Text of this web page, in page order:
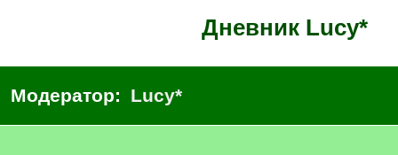
Дневник Lucy*
Модератор: Lucy*